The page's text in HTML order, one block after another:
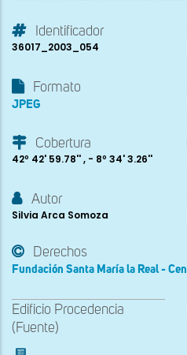
Identificador
36017_2003_054
Formato
JPEG
Cobertura
42º 42' 59.78'' , - 8º 34' 3.26''
Autor
Silvia Arca Somoza
Derechos
Fundación Santa María la Real -
Edificio Procedencia
(Fuente)